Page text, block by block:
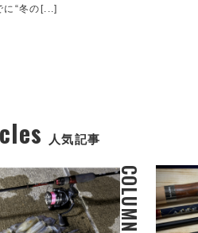
に“冬の[...]
人気記事
COLUMN